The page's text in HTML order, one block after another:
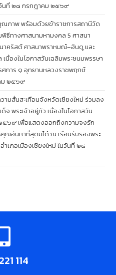
นที่ ๒๘ กรกฎาคม ๒๕๖๙
ภาพ พร้อมด้วยข้าราชการสถานีวัด
ธีทางศาสนามหามงคล 5 ศาสนา
าคริสต์ ศาสนาพราหมณ์–ฮินดู และ
นื่องในโอกาสวันเฉลิมพระชนมพรรษา
การ ๑ อุทยานหลวงราชพฤกษ์
ม ๒๕๖๙
มสั่นสะเทือนจังหวัดเชียงใหม่ ร่วมลง
พระเจ้าอยู่หัว เนื่องในโอกาสวัน
๕๖๙ เพื่อแสดงออกถึงความจงรัก
ณอันหาที่สุดมิได้ ณ เรือนรับรองพระ
เภอเมืองเชียงใหม่ ในวันที่ ๒๘
114